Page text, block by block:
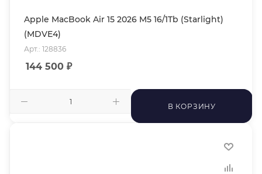
Apple MacBook Air 15 2026 M5 16/1Tb (Starlight)
(MDVE4)
Арт.: 128836
144 500 ₽
В КОРЗИНУ